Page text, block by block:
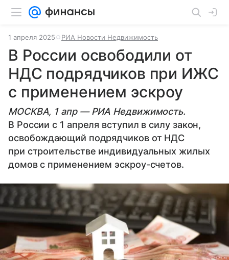
1 апреля 2025 РИА Новости Недвижимость
В России освободили от
НДС подрядчиков при ИЖС
с применением эскроу
МОСКВА, 1 апр — РИА Недвижимость.
В России с 1 апреля вступил в силу закон,
освобождающий подрядчиков от НДС
при строительстве индивидуальных жилых
домов с применением эскроу-счетов.